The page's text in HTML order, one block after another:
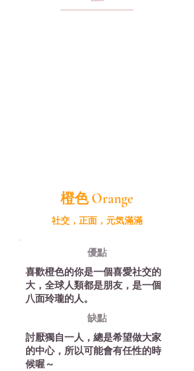
橙色 ​Orange
社交，正面，元気滿滿
優​點
喜歡橙色的你是一個喜愛社交的
大，全球人類都是朋友，是一個
八面玲瓏的人。
缺​點
討厭獨自一人，總是希望做大家
的中心，所以可能會有任性的時
候喔～